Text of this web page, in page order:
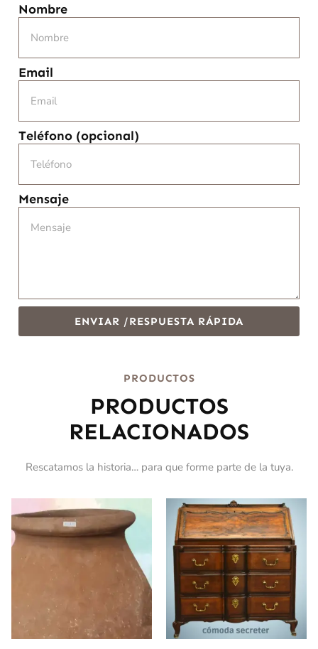
Nombre
Email
Teléfono (opcional)
Mensaje
ENVIAR /RESPUESTA RÁPIDA
PRODUCTOS
PRODUCTOS
RELACIONADOS
Rescatamos la historia… para que forme parte de la tuya.